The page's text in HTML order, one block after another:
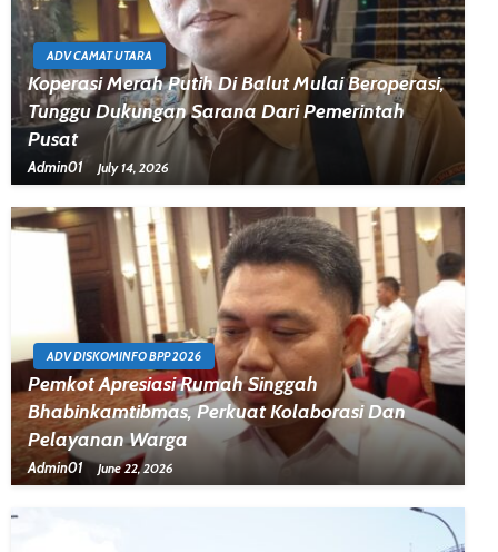
ADV CAMAT UTARA
Koperasi Merah Putih Di Balut Mulai Beroperasi,
Tunggu Dukungan Sarana Dari Pemerintah
Pusat
Admin01 July 14, 2026
ADV DISKOMINFO BPP 2026
Pemkot Apresiasi Rumah Singgah
Bhabinkamtibmas, Perkuat Kolaborasi Dan
Pelayanan Warga
Admin01 June 22, 2026